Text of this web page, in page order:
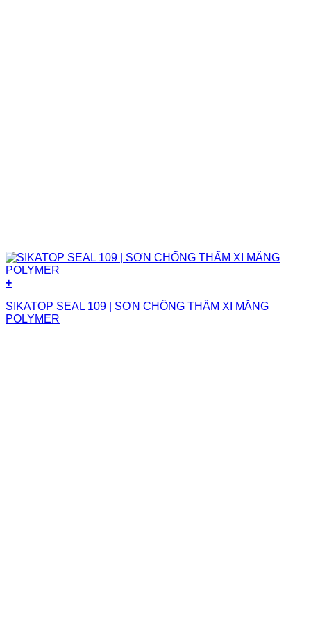
+
SIKATOP SEAL 109 | SƠN CHỐNG THẤM XI MĂNG
POLYMER